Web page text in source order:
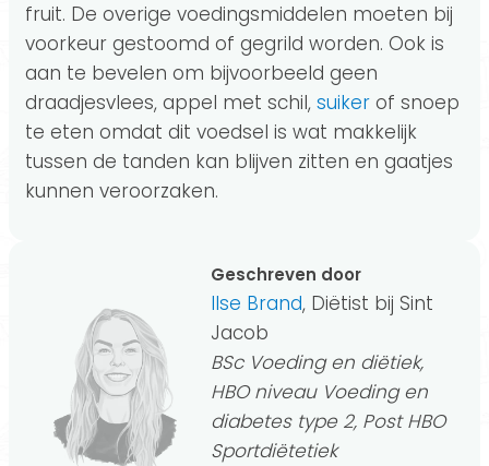
fruit. De overige voedingsmiddelen moeten bij
voorkeur gestoomd of gegrild worden. Ook is
aan te bevelen om bijvoorbeeld geen
draadjesvlees, appel met schil, suiker of snoep
te eten omdat dit voedsel is wat makkelijk
tussen de tanden kan blijven zitten en gaatjes
kunnen veroorzaken.
Geschreven door
Ilse Brand, Diëtist bij Sint
Jacob
BSc Voeding en diëtiek,
HBO niveau Voeding en
diabetes type 2, Post HBO
Sportdiëtetiek